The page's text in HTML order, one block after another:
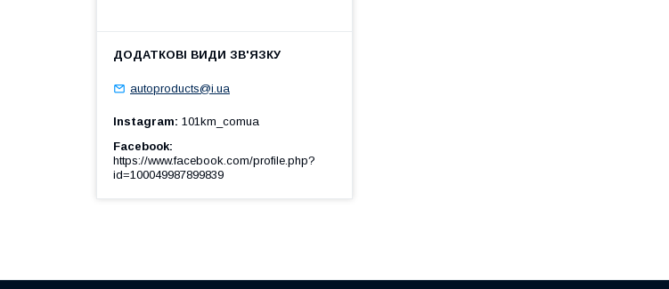
autoproducts@i.ua
Instagram 101km_comua
Facebook
https://www.facebook.com/profile.php?
id=100049987899839